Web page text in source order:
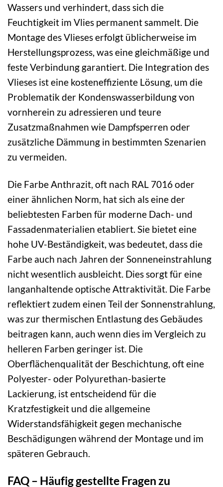
Wassers und verhindert, dass sich die
Feuchtigkeit im Vlies permanent sammelt. Die
Montage des Vlieses erfolgt üblicherweise im
Herstellungsprozess, was eine gleichmäßige und
feste Verbindung garantiert. Die Integration des
Vlieses ist eine kosteneffiziente Lösung, um die
Problematik der Kondenswasserbildung von
vornherein zu adressieren und teure
Zusatzmaßnahmen wie Dampfsperren oder
zusätzliche Dämmung in bestimmten Szenarien
zu vermeiden.
Die Farbe Anthrazit, oft nach RAL 7016 oder
einer ähnlichen Norm, hat sich als eine der
beliebtesten Farben für moderne Dach- und
Fassadenmaterialien etabliert. Sie bietet eine
hohe UV-Beständigkeit, was bedeutet, dass die
Farbe auch nach Jahren der Sonneneinstrahlung
nicht wesentlich ausbleicht. Dies sorgt für eine
langanhaltende optische Attraktivität. Die Farbe
reflektiert zudem einen Teil der Sonnenstrahlung,
was zur thermischen Entlastung des Gebäudes
beitragen kann, auch wenn dies im Vergleich zu
helleren Farben geringer ist. Die
Oberflächenqualität der Beschichtung, oft eine
Polyester- oder Polyurethan-basierte
Lackierung, ist entscheidend für die
Kratzfestigkeit und die allgemeine
Widerstandsfähigkeit gegen mechanische
Beschädigungen während der Montage und im
späteren Gebrauch.
FAQ – Häufig gestellte Fragen zu